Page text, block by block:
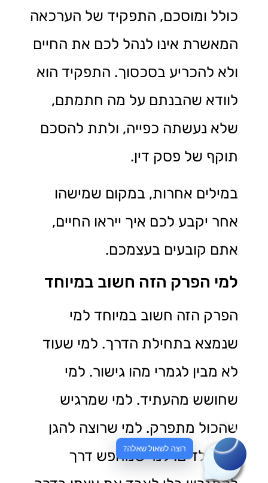
כולל ומוסכם, התפקיד של הערכאה
המאשרת אינו לנהל לכם את החיים
ולא להכריע בסכסוך. התפקיד הוא
לוודא שהבנתם על מה חתמתם,
שלא נעשתה כפייה, ולתת להסכם
תוקף של פסק דין.
במילים אחרות, במקום שמישהו
אחר יקבע לכם איך ייראו החיים,
אתם קובעים בעצמכם.
למי הפרק הזה חשוב במיוחד
הפרק הזה חשוב במיוחד למי
שנמצא בתחילת הדרך. למי שעוד
לא מבין לגמרי מהו גישור. למי
שחושש מהעתיד. למי שמרגיש
שהכול מתפרק. למי שרוצה להגן
על הילדים. למי שמחפש דרך
רוצה לשאול שאלה?